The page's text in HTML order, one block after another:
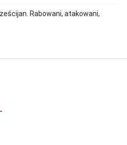
Rabowani, atakowani,